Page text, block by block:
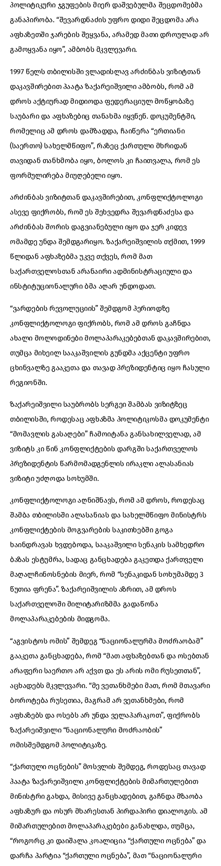
პოლიტიკური ჯგუფების მიერ დაშვებულმა შეცდომებმა
განაპირობა. “შევარდნაძის უფრო დიდი შეცდომა არა
აფხაზეთში ჯარების შეყვანა, არამედ მათი დროულად არ
გამოყვანა იყო”, ამბობს მკვლევარი.
1997 წელს თბილისში ვლადისლავ არძინბას ვიზიტთან
დაკავშირებით პაატა ზაქარეიშვილი ამბობს, რომ ამ
დროს აქტიურად მიდიოდა ფედერაციულ მოწყობაზე
საუბარი და აფხაზებიც თანახმა იყვნენ. დოკუმენტში,
რომელიც ამ დროს დამზადდა, ჩაიწერა “ერთიანი
(საერთო) სახელმწიფო”, რაზეც ქართული მხრიდან
თავიდან თანხმობა იყო, ბოლოს კი ჩაითვალა, რომ ეს
ფორმულირება მიუღებელი იყო.
არძინბას ვიზიტთან დაკავშირებით, კონფლიქტოლოგი
ასევე ფიქრობს, რომ ეს შეხვედრა შევარდნაძესა და
არძინბას შორის დაგვიანებული იყო და ჯერ კიდევ
ომამდე უნდა შემდგარიყო. ზაქარეიშვილის თქმით, 1999
წლიდან აფხაზებმა უკვე თქვეს, რომ მათ
საქართველოსთან არანაირი ადმინისტრაციული და
ინსტიტუციონალური ბმა აღარ უნდოდათ.
“ვარდების რევოლუციის” შემდგომ პერიოდზე
კონფლიქტოლოგი ფიქრობს, რომ ამ დროს გაჩნდა
ახალი მოლოდინები მოლაპარაკებებთან დაკავშირებით,
თუმცა მიხეილ სააკაშვილის გუნდმა აქცენტი უფრო
ცხინვალზე გააკეთა და თავად პრეზიდენტიც იყო ჩასული
რეგიონში.
ზაქარეიშვილი საუბრობს სერგეი შამბას ვიზიტზეც
თბილისში, როდესაც აფხაზმა პოლიტიკოსმა დოკუმენტი
“მომავლის გასაღები” ჩამოიტანა განსახილველად, ამ
ვიზიტს კი წინ კონფლიქტების დარგში საქართველოს
პრეზიდენტის წარმომადგენლის ირაკლი ალასანიას
ვიზიტი უძღოდა სოხუმში.
კონფლიქტოლოგი აღნიშნავს, რომ ამ დროს, როდესაც
შამბა თბილისში ალასანიას და სახელმწიფო მინისტრს
კონფლიქტების მოგვარების საკითხებში გოგა
ხაინდრავას ხვდებოდა, სააკაშვილი სენაკის სამხედრო
ბაზას ესტუმრა, სადაც განცხადება გაკეთდა ქართველი
მაღალჩინოსნების მიერ, რომ “სენაკიდან სოხუმამდე 3
წუთია ფრენა”. ზაქარეიშვილის აზრით, ამ დროს
საქართველოში მილიტარიზმმა გადაწონა
მოლაპარაკებების მიდგომა.
“აგვისტოს ომის” შემდეგ “ნაციონალურმა მოძრაობამ”
გააკეთა განცხადება, რომ “მათ აფხაზებთან და ოსებთან
არაფერი საერთო არ აქვთ და ეს არის ომი რუსეთთან”,
აცხადებს მკვლევარი. “მე ვეთანხმები მათ, რომ მთავარი
ბოროტება რუსეთია, მაგრამ არ ვეთანხმები, რომ
აფხაზებს და ოსებს არ უნდა ველაპარაკოთ”, ფიქრობს
ზაქარეიშვილი “ნაციონალური მოძრაობის”
ომისშემდგომ პოლიტიკაზე.
“ქართული ოცნების” მოსვლის შემდეგ, როდესაც თავად
პაატა ზაქარეიშვილი კონფლიქტების მიმართულებით
მინისტრი გახდა, მისივე განცხადებით, გაჩნდა მზაობა
აფხაზურ და ოსურ მხარესთან პირდაპირი დიალოგის. ამ
მიმართულებით მოლაპარაკებები განახლდა, თუმცა,
“როგორც კი დაიშალა კოალიცია “ქართული ოცნება” და
დარჩა პარტია “ქართული ოცნება”, მათ “ნაციონალური